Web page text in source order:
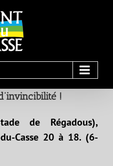
!
de Régadous),
Casse 20 à 18. (6-